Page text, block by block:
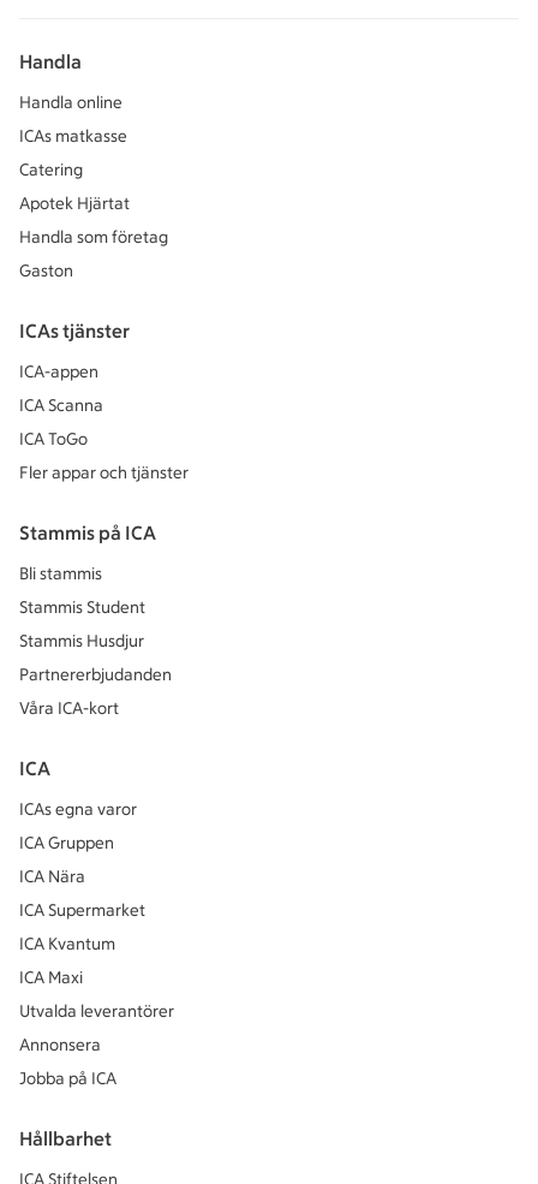
Handla
Handla online
ICAs matkasse
Catering
Apotek Hjärtat
Handla som företag
Gaston
ICAs tjänster
ICA-appen
ICA Scanna
ICA ToGo
Fler appar och tjänster
Stammis på ICA
Bli stammis
Stammis Student
Stammis Husdjur
Partnererbjudanden
Våra ICA-kort
ICA
ICAs egna varor
ICA Gruppen
ICA Nära
ICA Supermarket
ICA Kvantum
ICA Maxi
Utvalda leverantörer
Annonsera
Jobba på ICA
Hållbarhet